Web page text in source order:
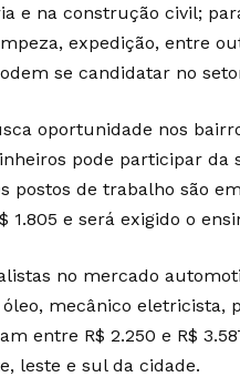
e na construção civil;
expedição, entre
se candidatar no
oportunidade nos
pode participar da
postos de trabalho são
1.805 e será exigido o
no mercado
mecânico eletricista,
entre R$ 2.250 e R$
leste e sul da cidade.